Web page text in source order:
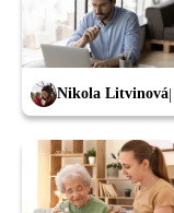
Nikola Litvinová